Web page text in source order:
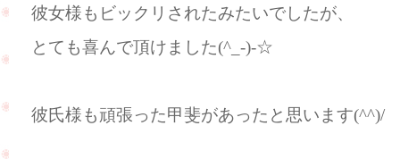
彼女様もビックリされたみたいでしたが、
とても喜んで頂けました(^_-)-☆
彼氏様も頑張った甲斐があったと思います(^^)/